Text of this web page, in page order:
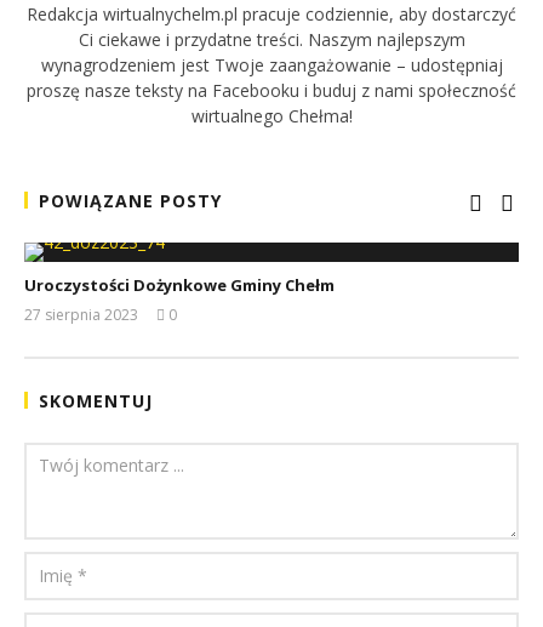
Redakcja wirtualnychelm.pl pracuje codziennie, aby dostarczyć
Ci ciekawe i przydatne treści. Naszym najlepszym
wynagrodzeniem jest Twoje zaangażowanie – udostępniaj
proszę nasze teksty na Facebooku i buduj z nami społeczność
wirtualnego Chełma!
POWIĄZANE POSTY
Uroczystości Dożynkowe Gminy Chełm
27 sierpnia 2023
0
SKOMENTUJ